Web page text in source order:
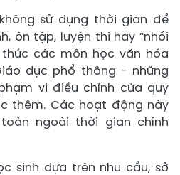
sử dụng thời gian để
ôn tập, luyện thi hay “nhồi
thức các môn học văn hóa
dục phổ thông - những
vi điều chỉnh của quy
thêm. Các hoạt động này
ngoài thời gian chính
sinh dựa trên nhu cầu, sở